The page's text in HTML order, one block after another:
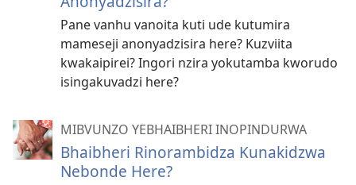
Pane vanhu vanoita kuti ude kutumira
mameseji anonyadzisira here? Kuzviita
kwakaipirei? Ingori nzira yokutamba kworudo
isingakuvadzi here?
MIBVUNZO YEBHAIBHERI INOPINDURWA
Bhaibheri Rinorambidza Kunakidzwa
Nebonde Here?